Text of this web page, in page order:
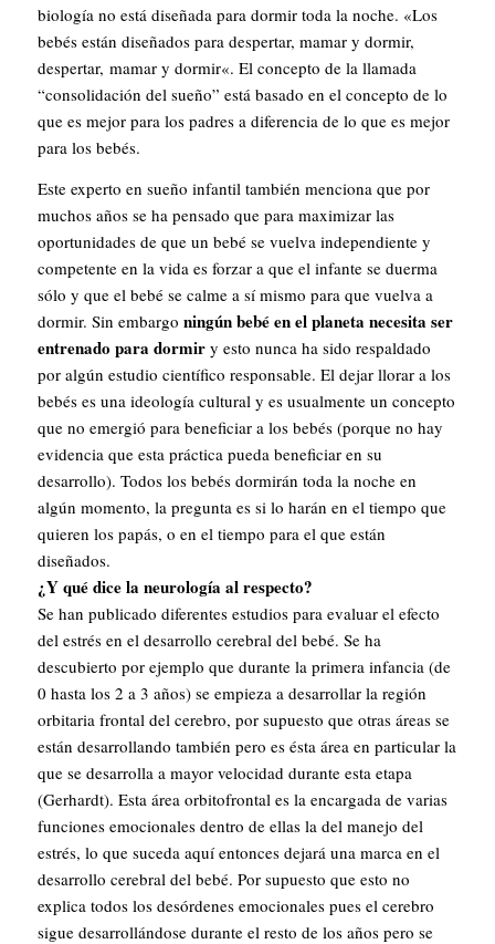
biología no está diseñada para dormir toda la noche. «Los
bebés están diseñados para despertar, mamar y dormir,
despertar, mamar y dormir«. El concepto de la llamada
“consolidación del sueño” está basado en el concepto de lo
que es mejor para los padres a diferencia de lo que es mejor
para los bebés.
Este experto en sueño infantil también menciona que por
muchos años se ha pensado que para maximizar las
oportunidades de que un bebé se vuelva independiente y
competente en la vida es forzar a que el infante se duerma
sólo y que el bebé se calme a sí mismo para que vuelva a
dormir. Sin embargo ningún bebé en el planeta necesita ser
entrenado para dormiry esto nunca ha sido respaldado
por algún estudio científico responsable. El dejar llorar a los
bebés es una ideología cultural y es usualmente un concepto
que no emergió para beneficiar a los bebés (porque no hay
evidencia que esta práctica pueda beneficiar en su
desarrollo). Todos los bebés dormirán toda la noche en
algún momento, la pregunta es si lo harán en el tiempo que
quieren los papás, o en el tiempo para el que están
diseñados.
¿Y qué dice la neurología al respecto?
Se han publicado diferentes estudios para evaluar el efecto
del estrés en el desarrollo cerebral del bebé. Se ha
descubierto por ejemplo que durante la primera infancia (de
0 hasta los 2 a 3 años) se empieza a desarrollar la región
orbitaria frontal del cerebro, por supuesto que otras áreas se
están desarrollando también pero es ésta área en particular la
que se desarrolla a mayor velocidad durante esta etapa
(Gerhardt). Esta área orbitofrontal es la encargada de varias
funciones emocionales dentro de ellas la del manejo del
estrés, lo que suceda aquí entonces dejará una marca en el
desarrollo cerebral del bebé. Por supuesto que esto no
explica todos los desórdenes emocionales pues el cerebro
sigue desarrollándose durante el resto de los años pero se